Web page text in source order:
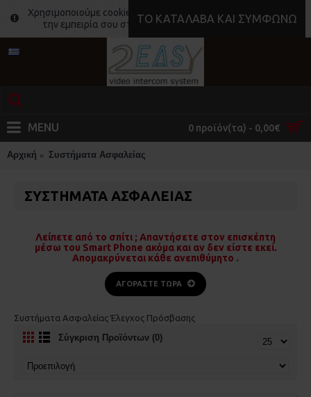
Χρησιμοποιούμε cookies για να κάνουμε ακόμα καλύτερη
την εμπειρία σου στο site μας. Μάθε περισσότερα
ΤΟ ΚΑΤΆΛΑΒΑ ΚΑΙ ΣΥΜΦΩΝΏ
0 προϊόν(τα) - 0,00€
MENU
Αρχική Συστήματα Ασφαλείας
ΣΥΣΤΉΜΑΤΑ ΑΣΦΑΛΕΊΑΣ
Λείπετε από το σπίτι ; Απαντήσετε στον επισκέπτη
μέσω του Smart Phone ακόμα και αν δεν είστε εκεί.
Απομακρύνεται κάθε ανεπιθύμητο .
ΑΓΟΡΆΣΤΕ ΤΏΡΑ
Συστήματα Ασφαλείας Έλεγχος Πρόσβασης
Σύγκριση Προϊόντων (0)